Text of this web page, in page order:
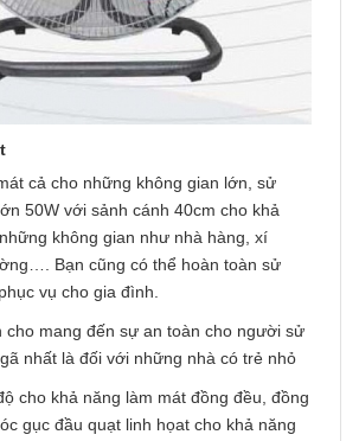
cả cho những không gian lớn, sử
50W với sảnh cánh 40cm cho khả
không gian như nhà hàng, xí
Bạn cũng có thể hoàn toàn sử
vụ cho gia đình.
cho mang đến sự an toàn cho người sử
nhất là đối với những nhà có trẻ nhỏ
cho khả năng làm mát đồng đều, đồng
gục đầu quạt linh họat cho khả năng